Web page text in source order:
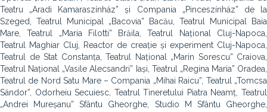
Teatru „Aradi Kamaraszínház” și Compania „Pinceszínház” de la
Szeged, Teatrul Municipal „Bacovia” Bacău, Teatrul Municipal Baia
Mare, Teatrul „Maria Filotti” Brăila, Teatrul Național Cluj-Napoca,
Teatrul Maghiar Cluj, Reactor de creație și experiment Cluj-Napoca,
Teatrul de Stat Constanța, Teatrul Național „Marin Sorescu” Craiova,
Teatrul Național „Vasile Alecsandri” Iași, Teatrul „Regina Maria” Oradea,
Teatrul de Nord Satu Mare – Compania „Mihai Raicu”, Teatrul „Tomcsa
Sándor”, Odorheiu Secuiesc, Teatrul Tineretului Piatra Neamț, Teatrul
„Andrei Mureșanu” Sfântu Gheorghe, Studio M Sfântu Gheorghe,